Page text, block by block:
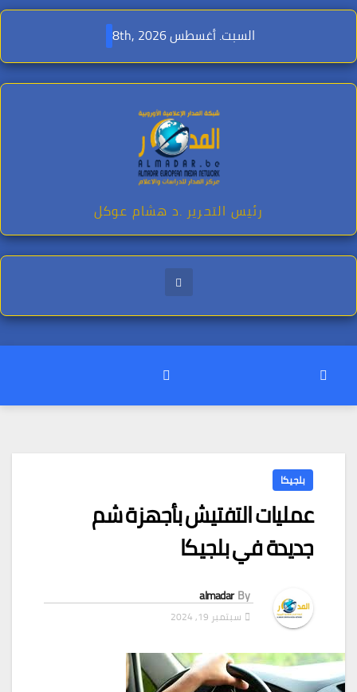
Skip
content
السبت. أغسطس 8th, 2026
رئيس التحرير .د هشام عوكل
بلجيكا
عمليات التفتيش بأجهزة شم
جديدة في بلجيكا
By
almadar
سبتمبر 19, 2024